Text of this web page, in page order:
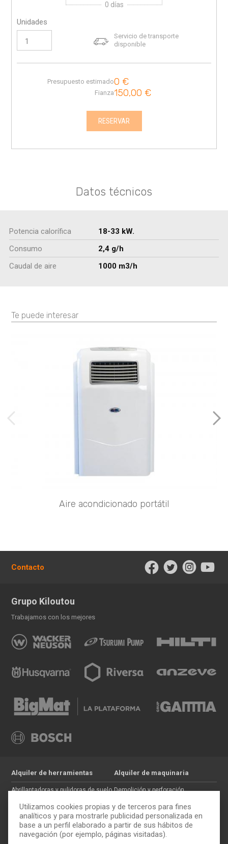
0 días
Unidades
Servicio de transporte
disponible
Presupuesto estimado0 €
Fianza150,00 €
RESERVAR
Datos técnicos
Potencia calorífica
18-33 kW.
Consumo
2,4 g/h
Caudal de aire
1000 m3/h
Te puede interesar
Aire acondicionado portátil
imágenes anteriores
Contacto
Grupo Kiloutou
Trabajamos con los mejores
Alquiler de herramientas
Abrillantadoras y pulidoras de suelo
Tratamiento de maderas
Pintura y paredes
Electricidad
Alquiler de maquinaria
Demolición y perforación
Movimiento de tierras
Auxiliar de construcción
Trabajos en altura
Utilizamos cookies propias y de terceros para fines
analíticos y para mostrarle publicidad personalizada en
base a un perfil elaborado a partir de sus hábitos de
navegación (por ejemplo, páginas visitadas).